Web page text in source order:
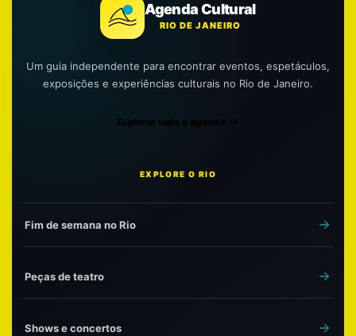
Agenda Cultural
RIO DE JANEIRO
Um guia independente para encontrar eventos, espetáculos,
exposições e experiências culturais no Rio de Janeiro.
Explorar toda a agenda
EXPLORE O RIO
Fim de semana no Rio
Peças de teatro
Shows e concertos